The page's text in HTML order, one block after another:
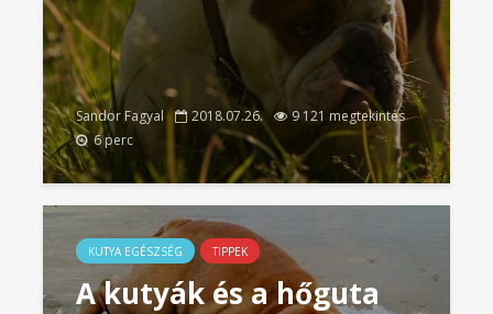
Sandor Fagyal 2018.07.26.
9 121 megtekintés
6 perc
KUTYA EGÉSZSÉG TIPPEK
A kutyák és a hőguta